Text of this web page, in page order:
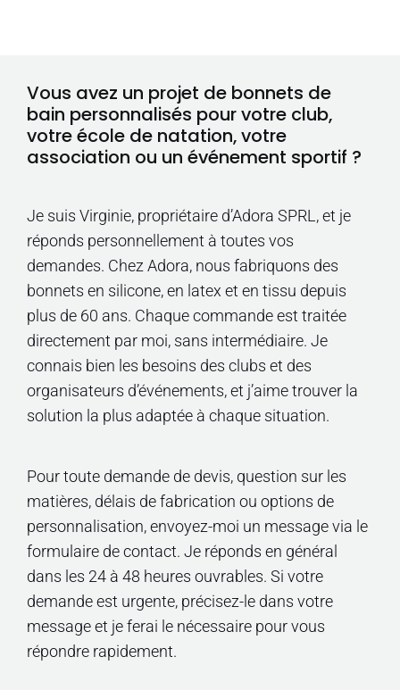
Vous avez un projet de bonnets de
bain personnalisés pour votre club,
votre école de natation, votre
association ou un événement sportif ?
Je suis Virginie, propriétaire d’Adora SPRL, et je
réponds personnellement à toutes vos
demandes. Chez Adora, nous fabriquons des
bonnets en silicone, en latex et en tissu depuis
plus de 60 ans. Chaque commande est traitée
directement par moi, sans intermédiaire. Je
connais bien les besoins des clubs et des
organisateurs d’événements, et j’aime trouver la
solution la plus adaptée à chaque situation.
Pour toute demande de devis, question sur les
matières, délais de fabrication ou options de
personnalisation, envoyez-moi un message via le
formulaire de contact. Je réponds en général
dans les 24 à 48 heures ouvrables. Si votre
demande est urgente, précisez-le dans votre
message et je ferai le nécessaire pour vous
répondre rapidement.